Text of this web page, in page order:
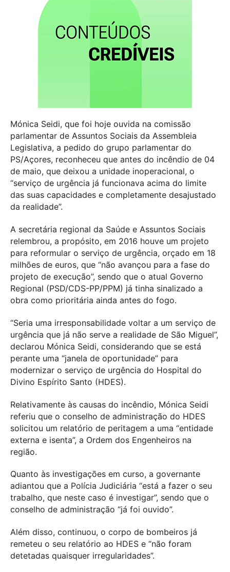
Mónica Seidi, que foi hoje ouvida na comissão
parlamentar de Assuntos Sociais da Assembleia
Legislativa, a pedido do grupo parlamentar do
PS/Açores, reconheceu que antes do incêndio de 04
de maio, que deixou a unidade inoperacional, o
“serviço de urgência já funcionava acima do limite
das suas capacidades e completamente desajustado
da realidade”.
A secretária regional da Saúde e Assuntos Sociais
relembrou, a propósito, em 2016 houve um projeto
para reformular o serviço de urgência, orçado em 18
milhões de euros, que “não avançou para a fase do
projeto de execução”, sendo que o atual Governo
Regional (PSD/CDS-PP/PPM) já tinha sinalizado a
obra como prioritária ainda antes do fogo.
“Seria uma irresponsabilidade voltar a um serviço de
urgência que já não serve a realidade de São Miguel”,
declarou Mónica Seidi, considerando que se está
perante uma “janela de oportunidade” para
modernizar o serviço de urgência do Hospital do
Divino Espírito Santo (HDES).
Relativamente às causas do incêndio, Mónica Seidi
referiu que o conselho de administração do HDES
solicitou um relatório de peritagem a uma “entidade
externa e isenta”, a Ordem dos Engenheiros na
região.
Quanto às investigações em curso, a governante
adiantou que a Polícia Judiciária “está a fazer o seu
trabalho, que neste caso é investigar”, sendo que o
conselho de administração “já foi ouvido”.
Além disso, continuou, o corpo de bombeiros já
remeteu o seu relatório ao HDES e “não foram
detetadas quaisquer irregularidades”.